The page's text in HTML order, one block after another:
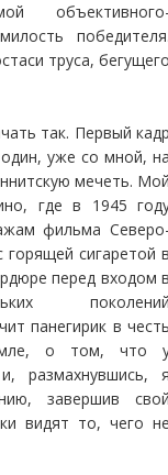
труса,
так. Первый
уже со мной,
мечеть.
где в 1945
фильма
горящей сигаретой
перед входом
панегирик в
о том, что
размахнувшись,
завершив
видят то, чего